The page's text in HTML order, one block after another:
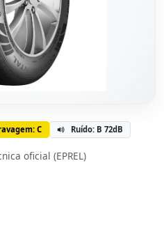
C Ruído: B 72dB
oficial (EPREL)